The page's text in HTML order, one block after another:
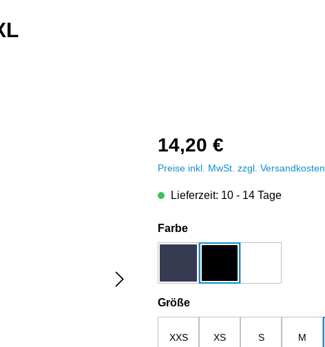
14,20 €
Preise inkl. MwSt. zzgl. Versandkosten
Lieferzeit: 10 - 14 Tage
Farbeauswählen
Größeauswählen
XXS XS S M